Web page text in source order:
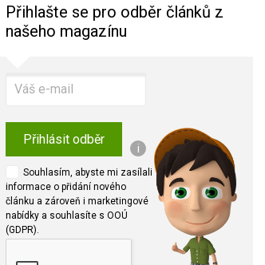
Přihlašte se pro odběr článků z
našeho magazínu
Přihlásit odběr
i
Souhlasím, abyste mi zasílali
informace o přidání nového
článku a zároveň i marketingové
nabídky a souhlasíte s OOÚ
(GDPR).